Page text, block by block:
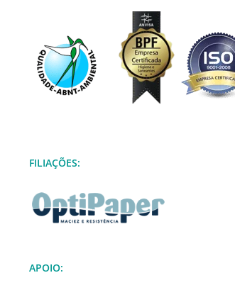
FILIAÇÕES:
APOIO: